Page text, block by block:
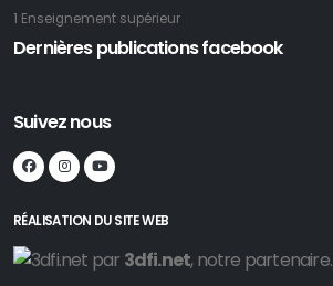
1 Enseignement supérieur
Dernières publications facebook
Suivez nous
RÉALISATION DU SITE WEB
par 3dfi.net, notre partenaire.